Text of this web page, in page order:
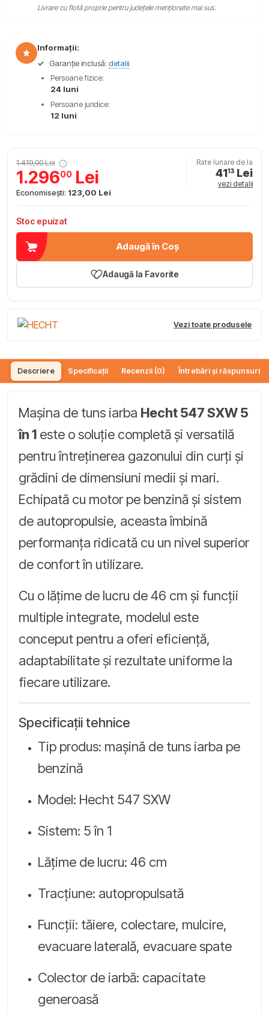
Livrare cu flotă proprie pentru județele menționate mai sus.
Informații:
✓
Garanție inclusă: detalii
Persoane fizice:
24 luni
Persoane juridice:
12 luni
1.419,00 Lei
1.29600 Lei
Economisești: 123,00 Lei
Rate lunare de la
4113 Lei
vezi detalii
Stoc epuizat
Adaugă în Coș
Adaugă la Favorite
Vezi toate produsele
Descriere Specificații Recenzii (0) Întrebări și răspunsuri
Mașina de tuns iarba Hecht 547 SXW 5
în 1 este o soluție completă și versatilă
pentru întreținerea gazonului din curți și
grădini de dimensiuni medii și mari.
Echipată cu motor pe benzină și sistem
de autopropulsie, aceasta îmbină
performanța ridicată cu un nivel superior
de confort în utilizare.
Cu o lățime de lucru de 46 cm și funcții
multiple integrate, modelul este
conceput pentru a oferi eficiență,
adaptabilitate și rezultate uniforme la
fiecare utilizare.
Specificații tehnice
Tip produs: mașină de tuns iarba pe
benzină
Model: Hecht 547 SXW
Sistem: 5 în 1
Lățime de lucru: 46 cm
Tracțiune: autopropulsată
Funcții: tăiere, colectare, mulcire,
evacuare laterală, evacuare spate
Colector de iarbă: capacitate
generoasă